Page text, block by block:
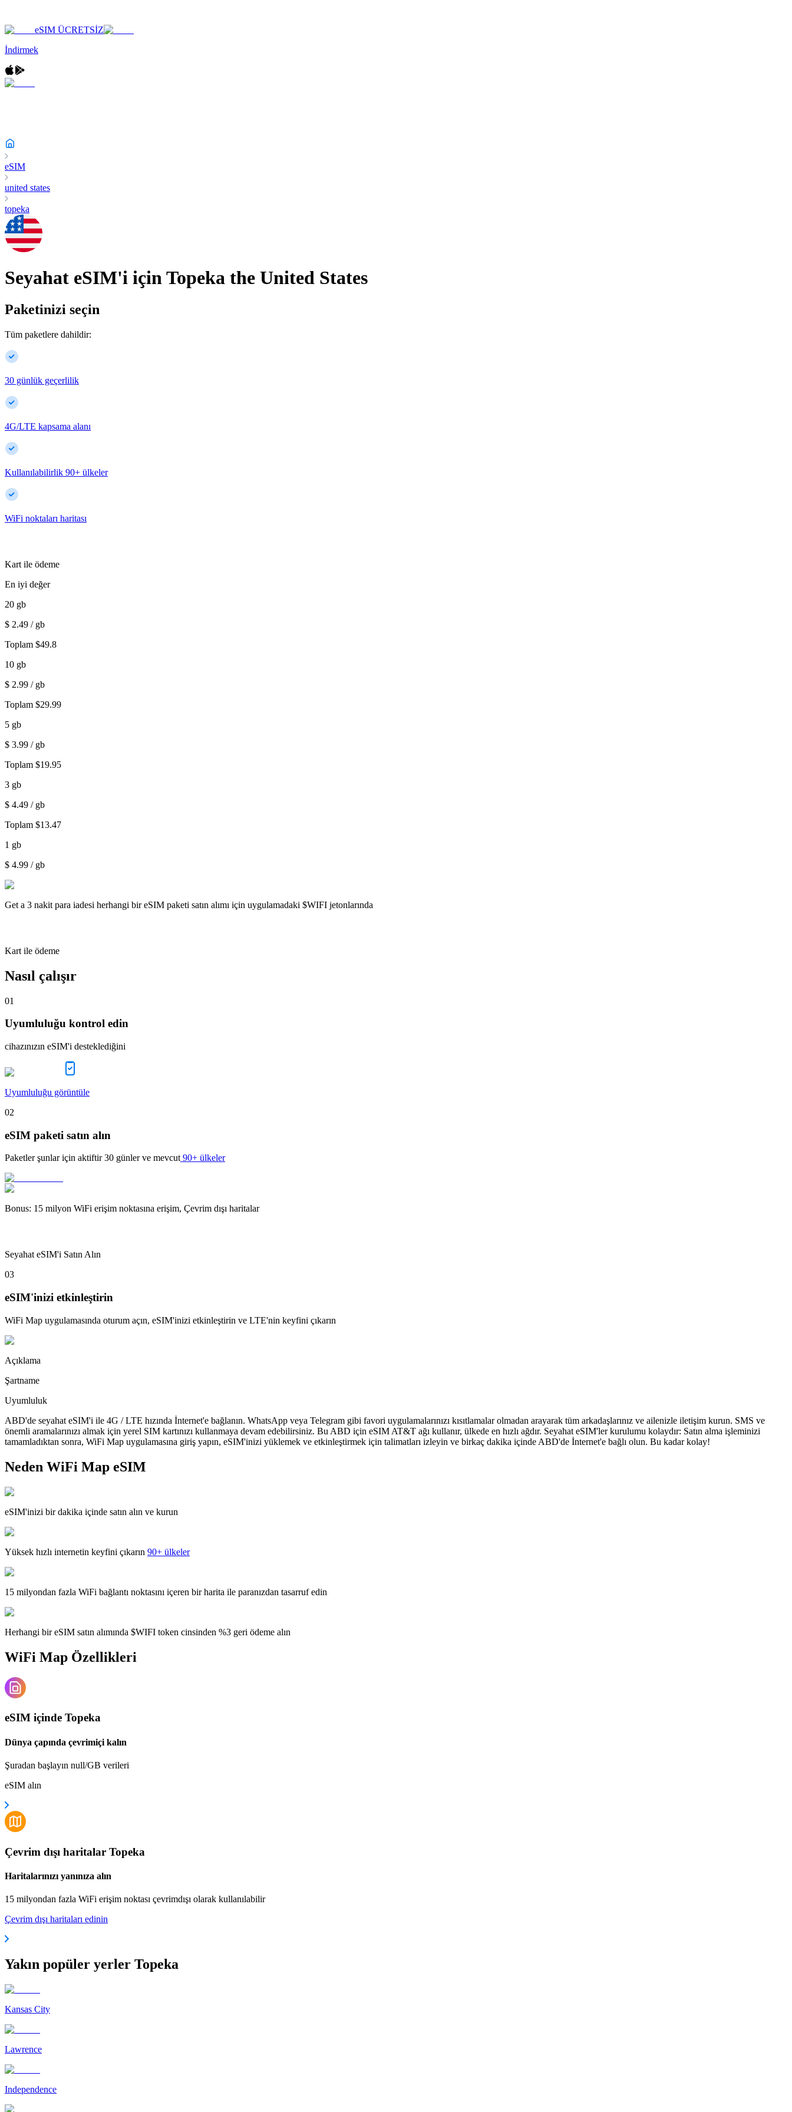
eSIM ÜCRETSİZ
İndirmek
eSIM
united states
topeka
Seyahat eSIM'i içinTopeka the United States
Paketinizi seçin
Tüm paketlere dahildir:
30 günlük geçerlilik
4G/LTE kapsama alanı
Kullanılabilirlik 90+ ülkeler
WiFi noktaları haritası
Kart ile ödeme
En iyi değer
20 gb
$ 2.49 / gb
Toplam $49.8
10 gb
$ 2.99 / gb
Toplam $29.99
5 gb
$ 3.99 / gb
Toplam $19.95
3 gb
$ 4.49 / gb
Toplam $13.47
1 gb
$ 4.99 / gb
Get a 3 nakit para iadesi herhangi bir eSIM paketi satın alımı için uygulamadaki $WIFI jetonlarında
Kart ile ödeme
Nasıl çalışır
01
Uyumluluğu kontrol edin
cihazınızın eSIM'i desteklediğini
Uyumluluğu görüntüle
02
eSIM paketi satın alın
Paketler şunlar için aktiftir 30 günler ve mevcut 90+ ülkeler
Bonus: 15 milyon WiFi erişim noktasına erişim, Çevrim dışı haritalar
Seyahat eSIM'i Satın Alın
03
eSIM'inizi etkinleştirin
WiFi Map uygulamasında oturum açın, eSIM'inizi etkinleştirin ve LTE'nin keyfini çıkarın
Açıklama
Şartname
Uyumluluk
ABD'de seyahat eSIM'i ile 4G / LTE hızında İnternet'e bağlanın. WhatsApp veya Telegram gibi favori uygulamalarınızı kısıtlamalar olmadan arayarak tüm arkadaşlarınız ve ailenizle iletişim kurun. SMS ve
önemli aramalarınızı almak için yerel SIM kartınızı kullanmaya devam edebilirsiniz. Bu ABD için eSIM AT&T ağı kullanır, ülkede en hızlı ağdır. Seyahat eSIM'ler kurulumu kolaydır: Satın alma işleminizi
tamamladıktan sonra, WiFi Map uygulamasına giriş yapın, eSIM'inizi yüklemek ve etkinleştirmek için talimatları izleyin ve birkaç dakika içinde ABD'de İnternet'e bağlı olun. Bu kadar kolay!
Neden WiFi Map eSIM
eSIM'inizi bir dakika içinde satın alın ve kurun
Yüksek hızlı internetin keyfini çıkarın 90+ ülkeler
15 milyondan fazla WiFi bağlantı noktasını içeren bir harita ile paranızdan tasarruf edin
Herhangi bir eSIM satın alımında $WIFI token cinsinden %3 geri ödeme alın
WiFi Map Özellikleri
eSIM içinde Topeka
Dünya çapında çevrimiçi kalın
Şuradan başlayın null/GB verileri
eSIM alın
Çevrim dışı haritalar Topeka
Haritalarınızı yanınıza alın
15 milyondan fazla WiFi erişim noktası çevrimdışı olarak kullanılabilir
Çevrim dışı haritaları edinin
Yakın popüler yerler Topeka
Kansas City
Lawrence
Independence